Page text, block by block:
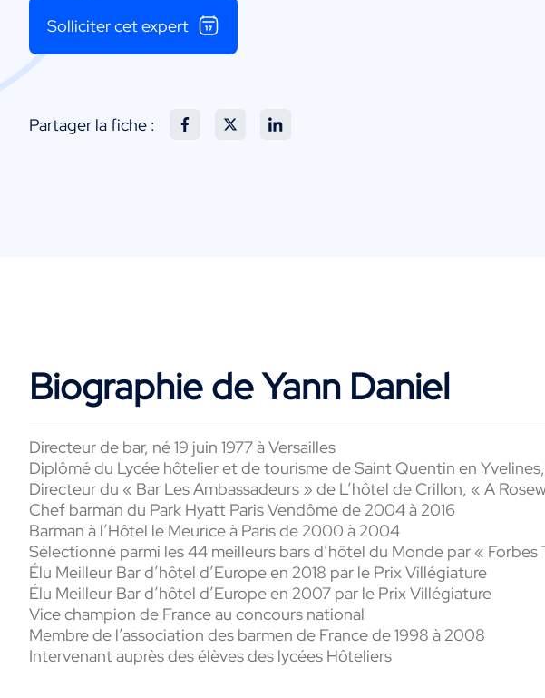
Solliciter cet expert
Partager la fiche :
Biographie de Yann Daniel
Directeur de bar, né 19 juin 1977 à Versailles
Diplômé du Lycée hôtelier et de tourisme de Saint Quentin en
Directeur du « Bar Les Ambassadeurs » de L’hôtel deCrillon, « A
Chef barman du Park Hyatt Paris Vendôme de 2004 à 2016
Barman à l’Hôtel le Meuriceà Paris de 2000 à 2004
Sélectionné parmi les 44 meilleurs bars d’hôtel du Monde par « Forbes
Élu Meilleur Bar d’hôtel d’Europe en 2018 par le Prix Villégiature
Élu Meilleur Bar d’hôtel d’Europe en 2007 par le Prix Villégiature
Vicechampion de France au concours national
Membre de l’association des barmen de France de 1998 à 2008
Intervenant auprès des élèves des lycées Hôteliers